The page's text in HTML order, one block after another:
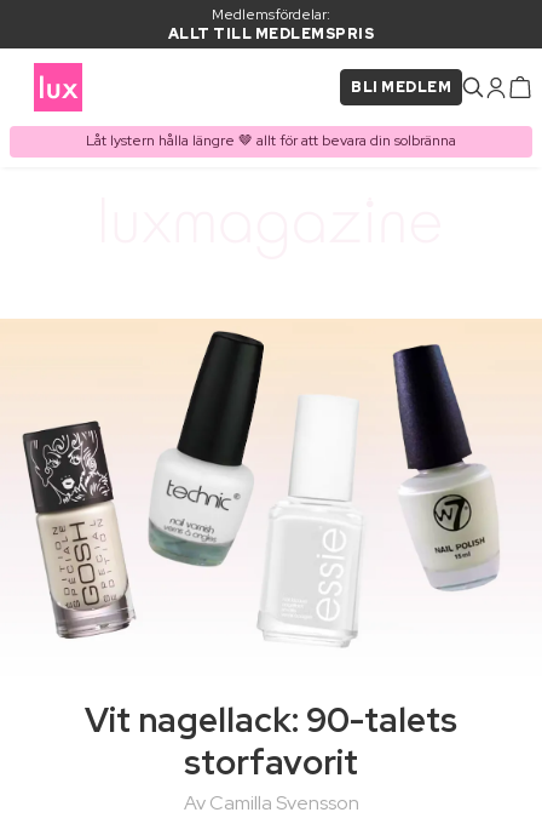
Medlemsfördelar:
ALLT TILL MEDLEMSPRIS
BLI MEDLEM
Låt lystern hålla längre 🤎 allt för att bevara din solbränna
Vit nagellack: 90-talets
storfavorit
Av Camilla Svensson